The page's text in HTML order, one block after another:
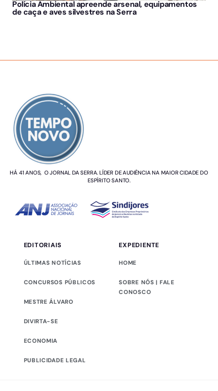
Polícia Ambiental apreende arsenal, equipamentos
de caça e aves silvestres na Serra
HÁ 41 ANOS, O JORNAL DA SERRA. LÍDER DE AUDIÊNCIA NA MAIOR CIDADE DO
ESPÍRITO SANTO.
EDITORIAIS
ÚLTIMAS NOTÍCIAS
CONCURSOS PÚBLICOS
MESTRE ÁLVARO
DIVIRTA-SE
ECONOMIA
PUBLICIDADE LEGAL
EXPEDIENTE
HOME
SOBRE NÓS | FALE
CONOSCO